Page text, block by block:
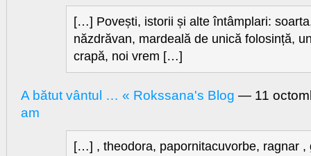
[…] Povești, istorii și alte întâmplari:
năzdrăvan, mardeală de unică folosință,
crapă, noi vrem […]
A bătut vântul … « Rokssana's Blog — 11
am
[…] , theodora, papornitacuvorbe, ragnar ,